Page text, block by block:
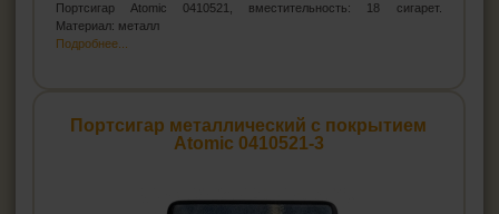
Портсигар Atomic 0410521, вместительность: 18 сигарет.
Материал: металл
Подробнее...
Портсигар металлический с покрытием
Atomic 0410521-3